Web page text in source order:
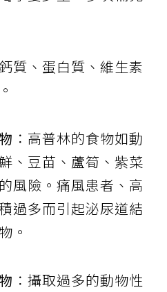
質、蛋白質、維生素
：高普林的食物如動
、豆苗、蘆筍、紫菜
風險。痛風患者、高
過多而引起泌尿道結
。
：攝取過多的動物性